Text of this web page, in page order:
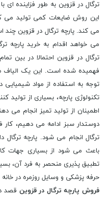
ترگال در قزوین به طور فزاینده ای
این روش ضایعات کمی تولید می
می کند. پارچه ترگال در قزوین
می خواهد اقدام به خرید پارچه
ترگال در قزوین احتمالا در بین
فهمیده شده است. این یک الیاف
توجه به استفاده از مواد شیمیایی
تکنولوژی پارچه، بسیاری از تولید
اطمینان از تولید تمیز انجام می
دوستدار سبز ادامه می دهیم، کار
ترگال انجام می شود. پارچه
باعث می شود از بسیاری جهات
تطبیق پذیری منحصر به فرد آن،
حرفه پزشکی و وسایل روزمره در
فروش پارچه ترگال در قزوین قصد